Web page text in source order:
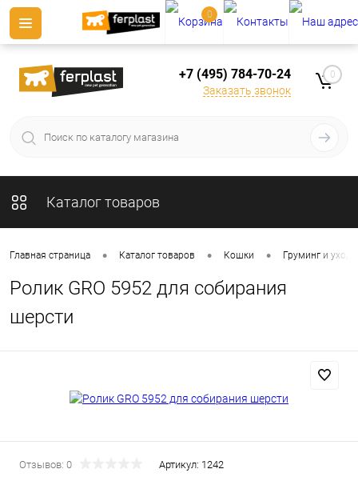
+7 (495) 784-70-24
Заказать звонок
0
Каталог товаров
Главная страница • Каталог товаров • Кошки • Груминг и уход
Ролик GRO 5952 для собирания
шерсти
Отзывов: 0 Артикул: 1242
0